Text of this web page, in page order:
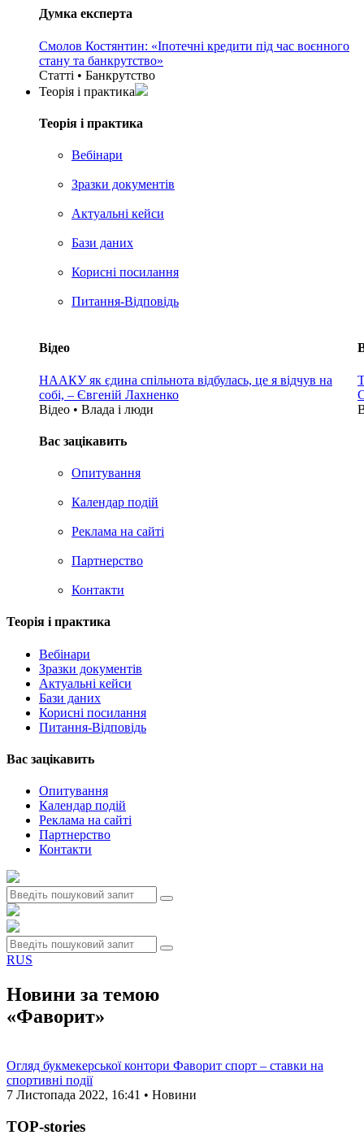
Думка експерта
Смолов Костянтин: «Іпотечні кредити під час воєнного
стану та банкрутство»
Статті • Банкрутство
Теорія i практика
Теорія i практика
Вебінари
Зразки документів
Актуальні кейси
Бази даних
Корисні посилання
Питання-Відповідь
Відео
НААКУ як єдина спільнота відбулась, це я відчув на
собі, – Євгеній Лахненко
Відео • Влада i люди
Вас зацікавить
Опитування
Календар подій
Реклама на сайтi
Партнерство
Контакти
Теорія i практика
Вебінари
Зразки документів
Актуальні кейси
Бази даних
Корисні посилання
Питання-Відповідь
Вас зацiкавить
Опитування
Календар подій
Реклама на сайтi
Партнерство
Контакти
RUS
Новини за темою
«Фаворит»
Огляд букмекерської контори Фаворит спорт – ставки на
спортивні події
7 Листопада 2022, 16:41 • Новини
TOP-stories